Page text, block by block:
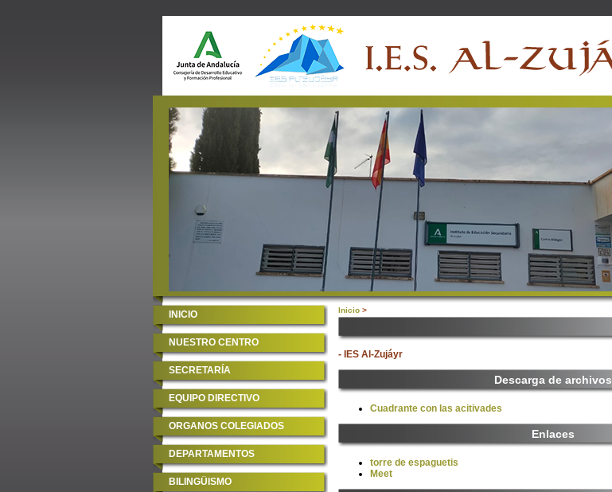
INICIO
NUESTRO CENTRO
SECRETARÍA
EQUIPO DIRECTIVO
ORGANOS COLEGIADOS
DEPARTAMENTOS
BILINGÜISMO
Inicio >
- IES Al-Zujáyr
Descarga de archivos
Cuadrante con las acitivades
Enlaces
torre de espaguetis
Meet